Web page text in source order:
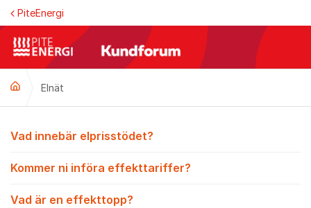
Hoppa till innehåll
PiteEnergi
Elnät
Elnät
Vad innebär elprisstödet?
Kommer ni införa effekttariffer?
Vad är en effekttopp?